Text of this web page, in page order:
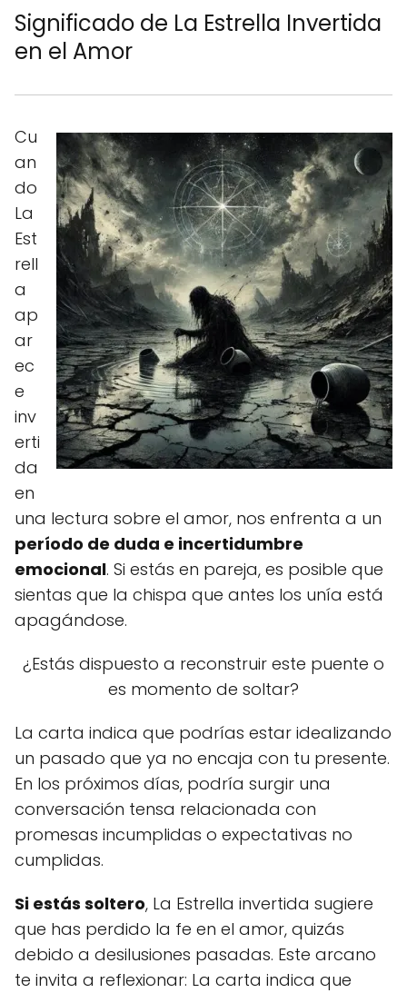
Significado de La Estrella Invertida
en el Amor
Cu
an
do
La
Est
rell
a
ap
ar
ec
e
inv
erti
da
en
una lectura sobre el amor, nos enfrenta a un
período de duda e incertidumbre
emocional. Si estás en pareja, es posible que
sientas que la chispa que antes los unía está
apagándose.
¿Estás dispuesto a reconstruir este puente o
es momento de soltar?
La carta indica que podrías estar idealizando
un pasado que ya no encaja con tu presente.
En los próximos días, podría surgir una
conversación tensa relacionada con
promesas incumplidas o expectativas no
cumplidas.
Si estás soltero, La Estrella invertida sugiere
que has perdido la fe en el amor, quizás
debido a desilusiones pasadas. Este arcano
te invita a reflexionar: La carta indica que